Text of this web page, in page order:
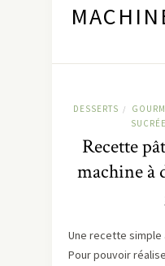
DESSERTS /
Recette
machine à
Une recette simple
Pour pouvoir